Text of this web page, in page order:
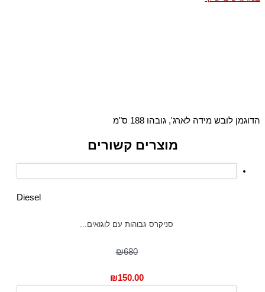
הדוגמן לובש מידה לארג', גובהו 188 ס"מ
מוצרים קשורים
Diesel
סניקרס גבוהות עם לוגואים...
₪680
₪150.00